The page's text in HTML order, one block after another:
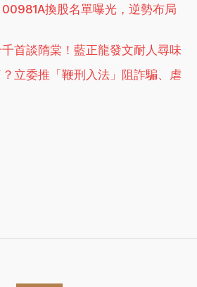
換股名單曝光，逆勢布局
千首談隋棠！藍正龍發文耐人尋味
立委推「鞭刑入法」阻詐騙、虐